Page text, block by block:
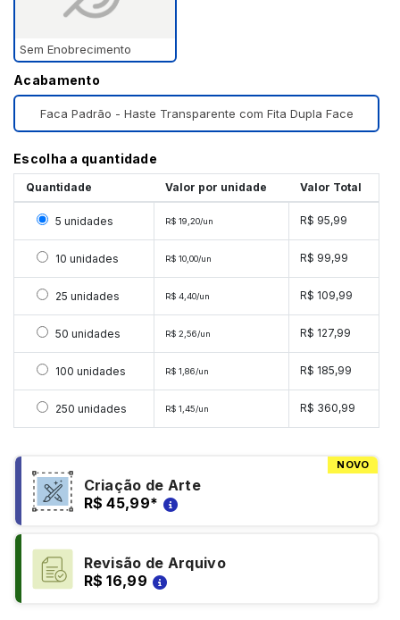
Sem Enobrecimento
Acabamento
Faca Padrão - Haste Transparente com Fita Dupla Face
Escolha a quantidade
Quantidade Valor por unidade Valor Total
Selecionar 5 unidades
5 unidades R$ 19,20/un R$ 95,99
Selecionar 10 unidades
10 unidades R$ 10,00/un R$ 99,99
Selecionar 25 unidades
25 unidades R$ 4,40/un R$ 109,99
Selecionar 50 unidades
50 unidades R$ 2,56/un R$ 127,99
Selecionar 100 unidades
100 unidades R$ 1,86/un R$ 185,99
Selecionar 250 unidades
250 unidades R$ 1,45/un R$ 360,99
NOVO
Criação de Arte
R$ 45,99*
Revisão de Arquivo
R$ 16,99